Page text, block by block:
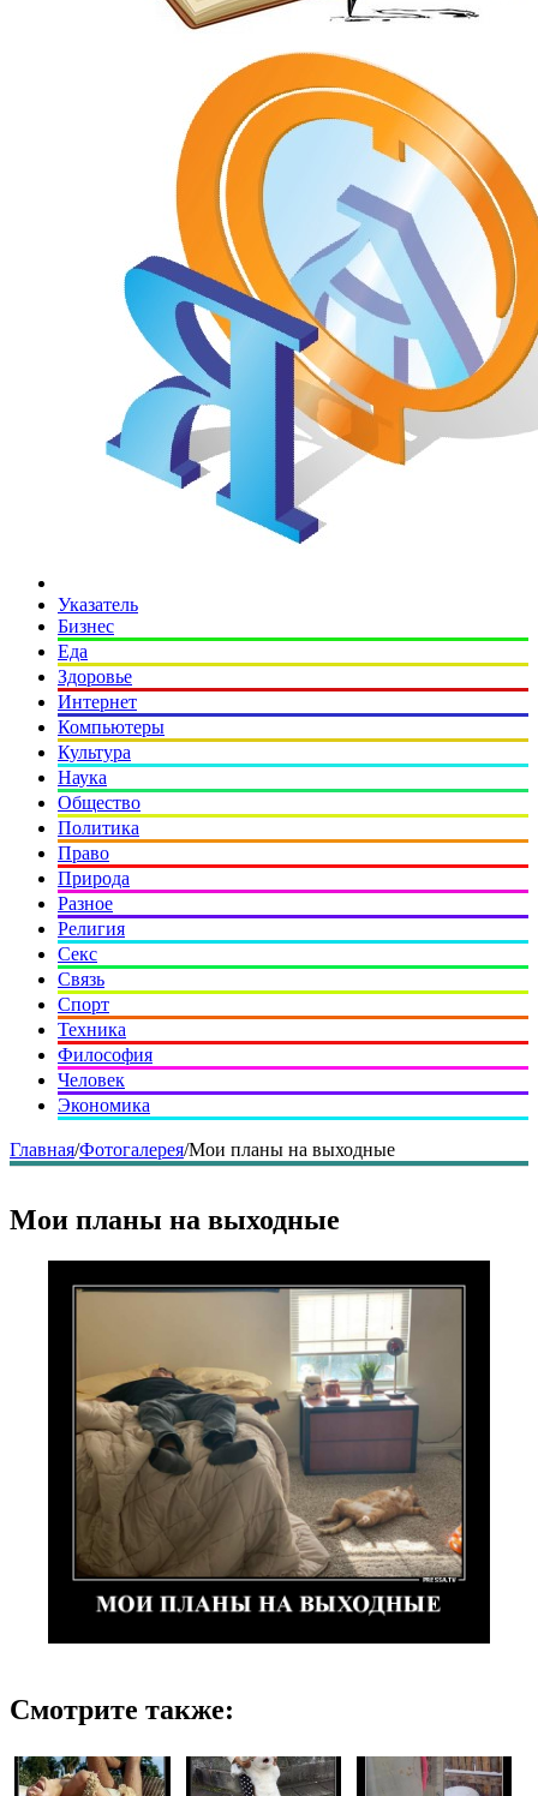
Указатель
Бизнес
Еда
Здоровье
Интернет
Компьютеры
Культура
Наука
Общество
Политика
Право
Природа
Разное
Религия
Секс
Связь
Спорт
Техника
Философия
Человек
Экономика
Главная/Фотогалерея/Мои планы на выходные
Мои планы на выходные
Смотрите также: